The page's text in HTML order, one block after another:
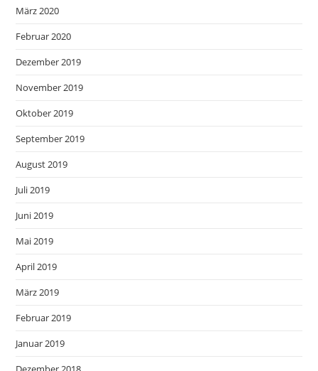
März 2020
Februar 2020
Dezember 2019
November 2019
Oktober 2019
September 2019
August 2019
Juli 2019
Juni 2019
Mai 2019
April 2019
März 2019
Februar 2019
Januar 2019